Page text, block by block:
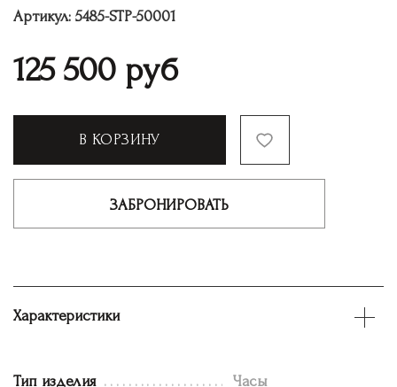
Артикул: 5485-STP-50001
125 500 руб
В КОРЗИНУ
ЗАБРОНИРОВАТЬ
Характеристики
Тип изделия Часы